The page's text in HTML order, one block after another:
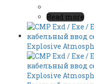
Read more